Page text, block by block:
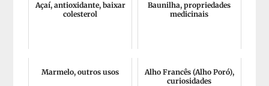
Açaí, antioxidante, baixar
colesterol
Baunilha, propriedades
medicinais
Marmelo, outros usos
Alho Francês (Alho Poró),
curiosidades